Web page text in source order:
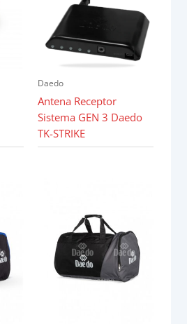
Daedo
Antena Receptor
Sistema GEN 3 Daedo
TK-STRIKE